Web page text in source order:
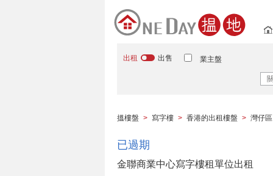
出租 出售 業主盤
搵樓盤 > 寫字樓 > 香港的出租樓盤 > 灣仔區
已過期
金聯商業中心寫字樓租單位出租